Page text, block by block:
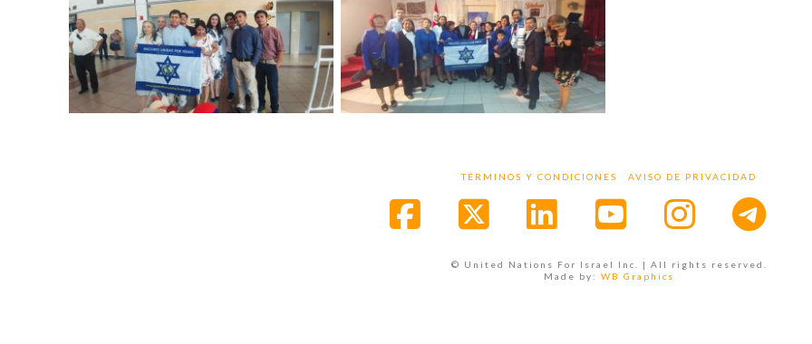
TÉRMINOS Y CONDICIONES AVISO DE PRIVACIDAD
© United Nations For Israel Inc. | All rights reserved.
Made by: WB Graphics